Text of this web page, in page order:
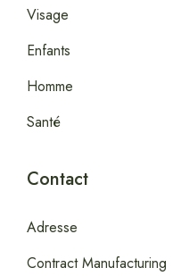
Visage
Enfants
Homme
Santé
Contact
Adresse
Contract Manufacturing